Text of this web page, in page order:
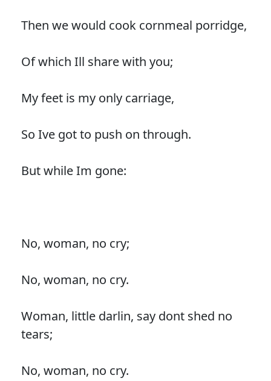
Then we would cook cornmeal porridge,
Of which Ill share with you;
My feet is my only carriage,
So Ive got to push on through.
But while Im gone:
No, woman, no cry;
No, woman, no cry.
Woman, little darlin, say dont shed no
tears;
No, woman, no cry.